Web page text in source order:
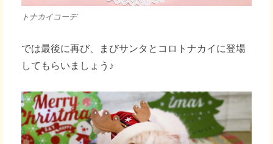
トナカイコーデ
では最後に再び、まびサンタとコロトナカイに登場
してもらいましょう♪